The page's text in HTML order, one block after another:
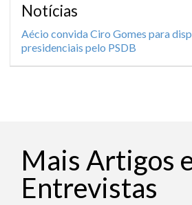
Notícias
Aécio convida Ciro Gomes para
presidenciais pelo PSDB
Mais Artigos
Entrevistas